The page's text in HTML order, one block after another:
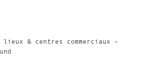
& centres commerciaux –